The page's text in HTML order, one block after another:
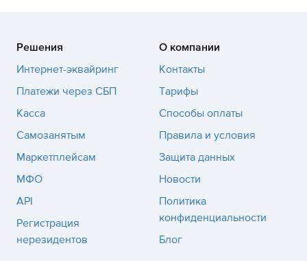
Решения
Интернет-эквайринг
Платежи через СБП
Касса
Самозанятым
Маркетплейсам
МФО
API
Регистрация
нерезидентов
О компании
Контакты
Тарифы
Способы оплаты
Правила и условия
Защита данных
Новости
Политика
конфиденциальности
Блог